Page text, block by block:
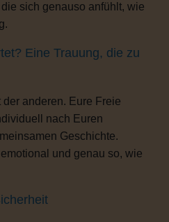
sich genauso anfühlt, wie
Eine Trauung, die zu
anderen. Eure Freie
nach Euren
Geschichte.
und genau so, wie